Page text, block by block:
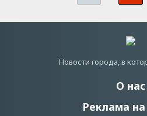
Новости города, в
О нас
Реклама на